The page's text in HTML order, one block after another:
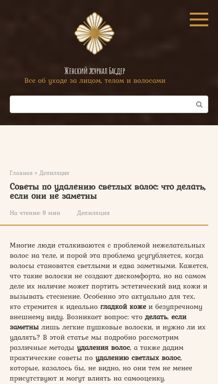
Женский журнал Басдер
Все об уходе за лицом, телом и волосами
Поиск:
Главная » Депиляция
Советы по удалению светлых волос: что делать,
если они не заметны
На чтение: 9 мин Депиляция
Многие люди сталкиваются с проблемой нежелательных
волос на теле, и порой эта проблема усугубляется, когда
волосы становятся светлыми и едва заметными. Кажется,
что такие волоски не создают дискомфорта, но на самом
деле их наличие может портить эстетический вид кожи и
вызывать стеснение. Особенно это актуально для тех,
кто стремится к идеально гладкой коже и безупречному
внешнему виду. Возникает вопрос: что делать, если
заметны лишь легкие пушковые волоски, и нужно ли их
удалять? В этой статье мы подробно рассмотрим
различные методы удаления волос, а также дадим
практические советы по удалению светлых волос,
которые, казалось бы, не видно, но они тем не менее
присутствуют и могут влиять на самооценку.